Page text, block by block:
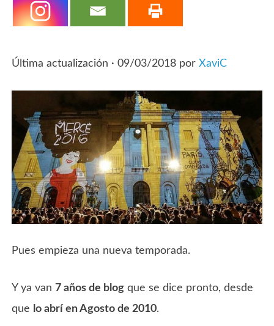
Última actualización · 09/03/2018 porXaviC
Pues empieza una nueva temporada.
Y ya van 7 años de blog que se dice pronto, desde
que lo abrí en Agosto de 2010.